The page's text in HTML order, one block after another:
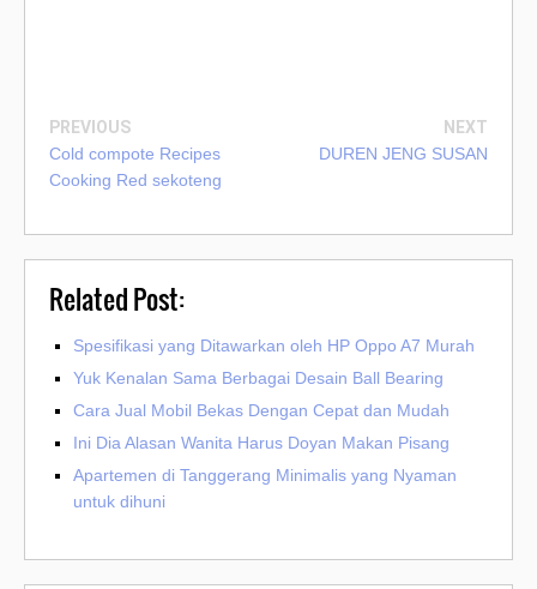
PREVIOUS
Cold compote Recipes
Cooking Red sekoteng
NEXT
DUREN JENG SUSAN
Related Post:
Spesifikasi yang Ditawarkan oleh HP Oppo A7 Murah
Yuk Kenalan Sama Berbagai Desain Ball Bearing
Cara Jual Mobil Bekas Dengan Cepat dan Mudah
Ini Dia Alasan Wanita Harus Doyan Makan Pisang
Apartemen di Tanggerang Minimalis yang Nyaman
untuk dihuni